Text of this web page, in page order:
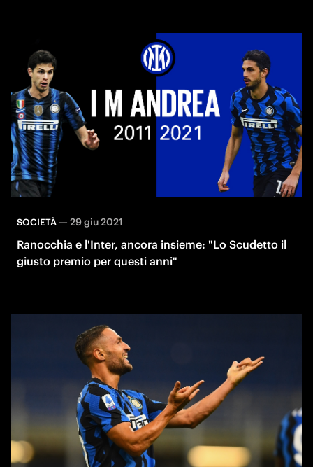
SOCIETÀ— 29 giu 2021
Ranocchia e l'Inter, ancora insieme: "Lo Scudetto il
giusto premio per questi anni"